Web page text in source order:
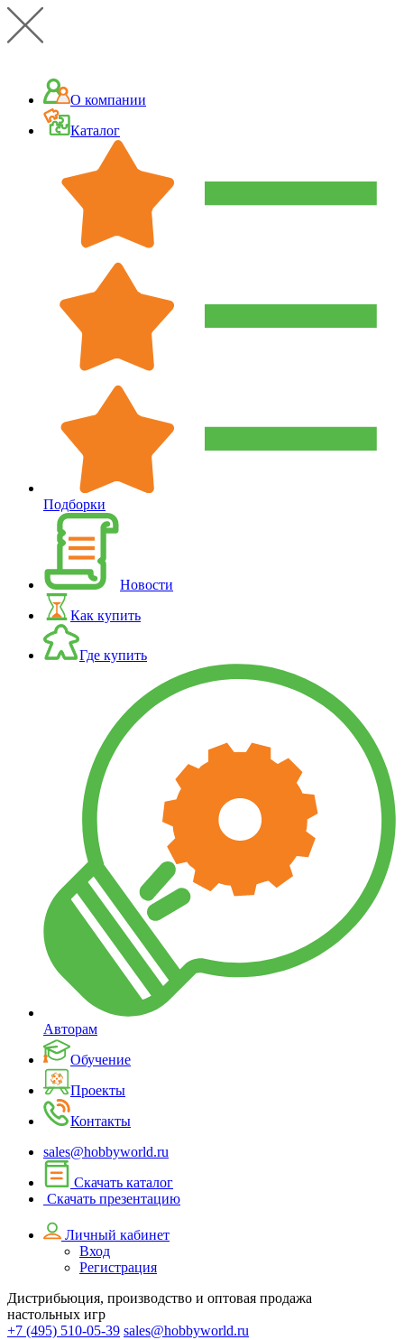
О компании
Каталог
Подборки
Новости
Как купить
Где купить
Авторам
Обучение
Проекты
Контакты
sales@hobbyworld.ru
Скачать каталог
Скачать презентацию
Личный кабинет
Вход
Регистрация
Дистрибьюция, производство и оптовая продажа
настольных игр
+7 (495) 510-05-39 sales@hobbyworld.ru